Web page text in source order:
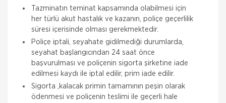
Tazminatın teminat kapsamında olabilmesi için
her türlü akut hastalık ve kazanın, poliçe geçerlilik
süresi içerisinde olması gerekmektedir.
Poliçe iptali, seyahate gidilmediği durumlarda,
seyahat başlangıcından 24 saat önce
başvurulması ve poliçenin sigorta şirketine iade
edilmesi kaydı ile iptal edilir, prim iade edilir.
Sigorta ,kalacak primin tamamının peşin olarak
ödenmesi ve poliçenin teslimi ile geçerli hale